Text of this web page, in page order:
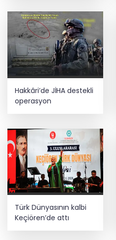
Hakkâri’de JİHA destekli
operasyon
Türk Dünyasının kalbi
Keçiören’de attı